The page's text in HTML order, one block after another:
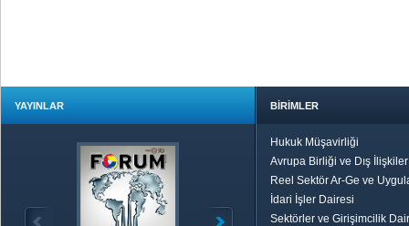
YAYINLAR BİRİMLER
Hukuk Müşavirliği
Avrupa Birliği ve Dış
Reel Sektör Ar-Ge ve
İdari İşler Dairesi
Sektörler ve Girişimcilik